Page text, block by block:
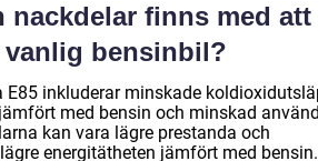
nackdelar finns med att
vanlig bensinbil?
inkluderar minskade
med bensin och minskad
kan vara lägre prestanda och
energitätheten jämfört med bensin.